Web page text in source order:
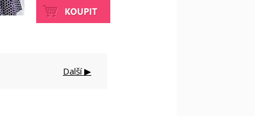
Další ▶